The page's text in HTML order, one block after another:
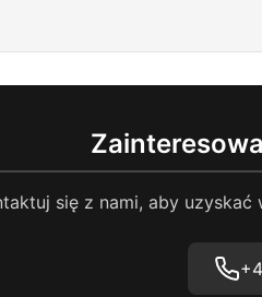
się z nami, aby